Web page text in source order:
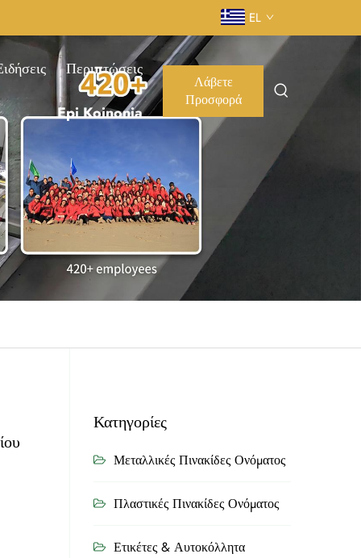
EL
Περιπτώσεις
Epi Koinonia
Λάβετε
Προσφορά
Κατηγορίες
Μεταλλικές Πινακίδες Ονόματος
Πλαστικές Πινακίδες Ονόματος
Ετικέτες & Αυτοκόλλητα